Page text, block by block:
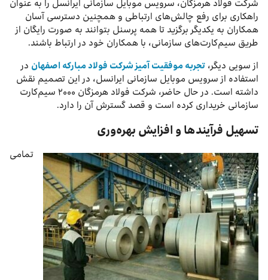
شرکت فولاد هرمزگان، سرویس موبایل سازمانی ایرانسل را به عنوان
راهکاری برای رفع چالش‌های ارتباطی و همچنین دسترسی آسان
همکاران به یکدیگر برگزید تا همه پرسنل بتوانند به صورت رایگان از
طریق سیم‌کارت‌های سازمانی، با همکاران خود در ارتباط باشند.
از سویی دیگر، تجربه موفقیت آمیز شرکت فولاد مبارکه اصفهان در
استفاده از سرویس موبایل سازمانی ایرانسل، در این تصمیم نقش
داشته است. در حال حاضر، شرکت فولاد هرمزگان ۲۰۰۰ سیم‌کارت
سازمانی خریداری کرده است و قصد گسترش آن را دارد.
تسهیل فرآیندها و افزایش بهره‌وری
تمامی